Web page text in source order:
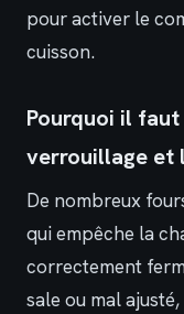
pour activer le
cuisson.
Pourquoi il
verrouillage et
De nombreux
qui empêche la
correctement
sale ou mal